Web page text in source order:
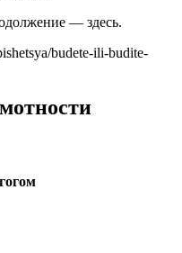
— здесь.
budete-ili-budite-